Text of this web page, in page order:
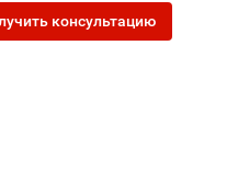
консультацию